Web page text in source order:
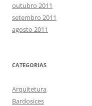
outubro 2011
setembro 2011
agosto 2011
CATEGORIAS
Arquitetura
Bardosices